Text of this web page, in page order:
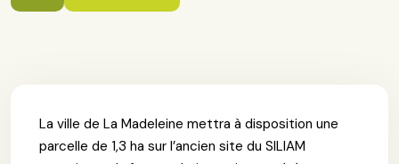
La ville de La Madeleine mettra à disposition une
parcelle de 1,3 ha sur l’ancien site du SILIAM